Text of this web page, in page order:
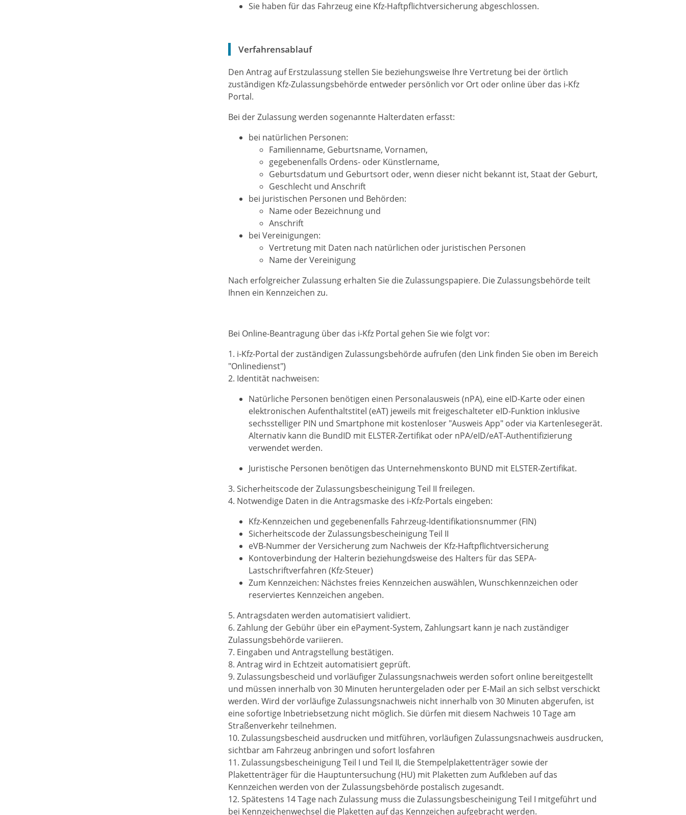
Sie haben für das Fahrzeug eine Kfz-Haftpflichtversicherung abgeschlossen.
Verfahrensablauf
Den Antrag auf Erstzulassung stellen Sie beziehungsweise Ihre Vertretung bei der örtlich
zuständigen Kfz-Zulassungsbehörde entweder persönlich vor Ort oder online über das i-Kfz
Portal.
Bei der Zulassung werden sogenannte Halterdaten erfasst:
bei natürlichen Personen:
Familienname, Geburtsname, Vornamen,
gegebenenfalls Ordens- oder Künstlername,
Geburtsdatum und Geburtsort oder, wenn dieser nicht bekannt ist, Staat der Geburt,
Geschlecht und Anschrift
bei juristischen Personen und Behörden:
Name oder Bezeichnung und
Anschrift
bei Vereinigungen:
Vertretung mit Daten nach natürlichen oder juristischen Personen
Name der Vereinigung
Nach erfolgreicher Zulassung erhalten Sie die Zulassungspapiere. Die Zulassungsbehörde teilt
Ihnen ein Kennzeichen zu.
Bei Online-Beantragung über das i-Kfz Portal gehen Sie wie folgt vor:
1. i-Kfz-Portal der zuständigen Zulassungsbehörde aufrufen (den Link finden Sie oben im Bereich
"Onlinedienst")
2. Identität nachweisen:
Natürliche Personen benötigen einen Personalausweis (nPA), eine eID-Karte oder einen
elektronischen Aufenthaltstitel (eAT) jeweils mit freigeschalteter eID-Funktion inklusive
sechsstelliger PIN und Smartphone mit kostenloser "Ausweis App" oder via Kartenlesegerät.
Alternativ kann die BundID mit ELSTER-Zertifikat oder nPA/eID/eAT-Authentifizierung
verwendet werden.
Juristische Personen benötigen das Unternehmenskonto BUND mit ELSTER-Zertifikat.
3. Sicherheitscode der Zulassungsbescheinigung Teil II freilegen.
4. Notwendige Daten in die Antragsmaske des i-Kfz-Portals eingeben:
Kfz-Kennzeichen und gegebenenfalls Fahrzeug-Identifikationsnummer (FIN)
Sicherheitscode der Zulassungsbescheinigung Teil II
eVB-Nummer der Versicherung zum Nachweis der Kfz-Haftpflichtversicherung
Kontoverbindung der Halterin beziehungdsweise des Halters für das SEPA-
Lastschriftverfahren (Kfz-Steuer)
Zum Kennzeichen: Nächstes freies Kennzeichen auswählen, Wunschkennzeichen oder
reserviertes Kennzeichen angeben.
5. Antragsdaten werden automatisiert validiert.
6. Zahlung der Gebühr über ein ePayment-System, Zahlungsart kann je nach zuständiger
Zulassungsbehörde variieren.
7. Eingaben und Antragstellung bestätigen.
8. Antrag wird in Echtzeit automatisiert geprüft.
9. Zulassungsbescheid und vorläufiger Zulassungsnachweis werden sofort online bereitgestellt
und müssen innerhalb von 30 Minuten heruntergeladen oder per E-Mail an sich selbst verschickt
werden. Wird der vorläufige Zulassungsnachweis nicht innerhalb von 30 Minuten abgerufen, ist
eine sofortige Inbetriebsetzung nicht möglich. Sie dürfen mit diesem Nachweis 10 Tage am
Straßenverkehr teilnehmen.
10. Zulassungsbescheid ausdrucken und mitführen, vorläufigen Zulassungsnachweis ausdrucken,
sichtbar am Fahrzeug anbringen und sofort losfahren
11. Zulassungsbescheinigung Teil I und Teil II, die Stempelplakettenträger sowie der
Plakettenträger für die Hauptuntersuchung (HU) mit Plaketten zum Aufkleben auf das
Kennzeichen werden von der Zulassungsbehörde postalisch zugesandt.
12. Spätestens 14 Tage nach Zulassung muss die Zulassungsbescheinigung Teil I mitgeführt und
bei Kennzeichenwechsel die Plaketten auf das Kennzeichen aufgebracht werden.